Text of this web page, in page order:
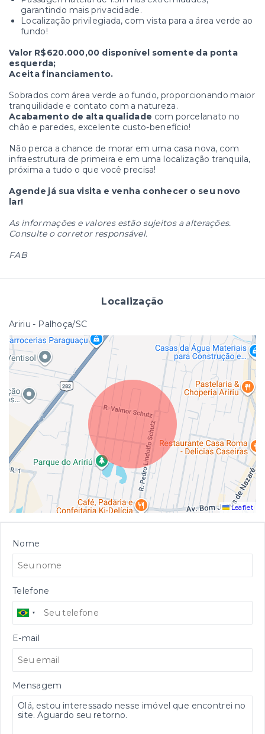
garantindo mais privacidade.
Localização privilegiada, com vista para a área verde ao
fundo!
Valor R$620.000,00 disponível somente da ponta
esquerda;
Aceita financiamento.
Sobrados com área verde ao fundo, proporcionando maior
tranquilidade e contato com a natureza.
Acabamento de alta qualidade com porcelanato no
chão e paredes, excelente custo-benefício!
Não perca a chance de morar em uma casa nova, com
infraestrutura de primeira e em uma localização tranquila,
próxima a tudo o que você precisa!
Agende já sua visita e venha conhecer o seu novo
lar!
As informações e valores estão sujeitos a alterações.
Consulte o corretor responsável.
FAB
Localização
Aririu - Palhoça/SC
Leaflet
Nome
Telefone
E-mail
Mensagem